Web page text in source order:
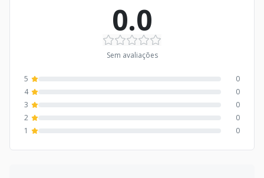
0.0
Sem avaliações
5
0
4
0
3
0
2
0
1
0